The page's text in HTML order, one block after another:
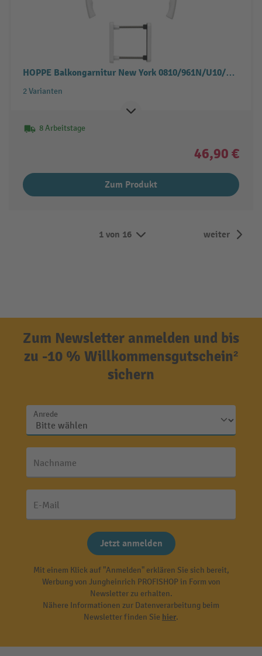
HOPPE Balkongarnitur New York 0810/961N/U10/…
2 Varianten
8 Arbeitstage
46,90 €
Zum Produkt
1 von 16 weiter
Zum Newsletter anmelden und bis
zu -10 % Willkommensgutschein²
sichern
Anrede
Nachname
E-Mail
Jetzt anmelden
Mit einem Klick auf "Anmelden" erklären Sie sich bereit,
Werbung von Jungheinrich PROFISHOP in Form von
Newsletter zu erhalten.
Nähere Informationen zur Datenverarbeitung beim
Newsletter finden Sie hier.